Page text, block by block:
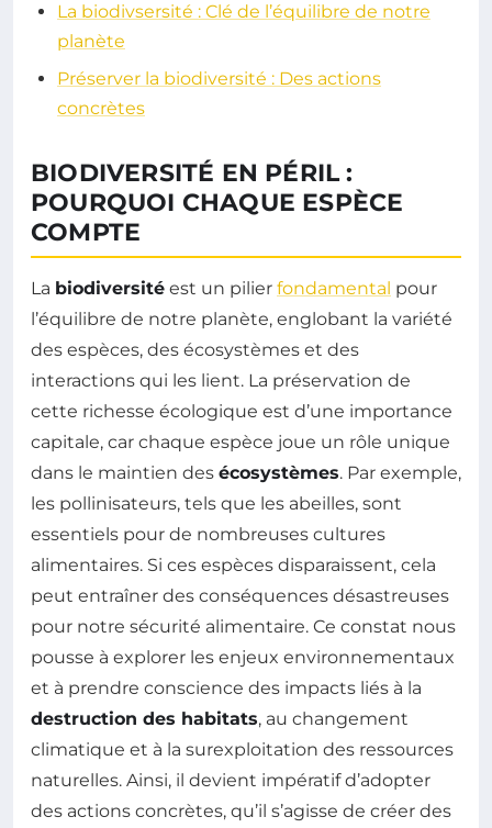
La biodivsersité : Clé de l’équilibre de notre
planète
Préserver la biodiversité : Des actions
concrètes
BIODIVERSITÉ EN PÉRIL :
POURQUOI CHAQUE ESPÈCE
COMPTE
La biodiversité est un pilier fondamental pour
l’équilibre de notre planète, englobant la variété
des espèces, des écosystèmes et des
interactions qui les lient. La préservation de
cette richesse écologique est d’une importance
capitale, car chaque espèce joue un rôle unique
dans le maintien des écosystèmes. Par exemple,
les pollinisateurs, tels que les abeilles, sont
essentiels pour de nombreuses cultures
alimentaires. Si ces espèces disparaissent, cela
peut entraîner des conséquences désastreuses
pour notre sécurité alimentaire. Ce constat nous
pousse à explorer les enjeux environnementaux
et à prendre conscience des impacts liés à la
destruction des habitats, au changement
climatique et à la surexploitation des ressources
naturelles. Ainsi, il devient impératif d’adopter
des actions concrètes, qu’il s’agisse de créer des